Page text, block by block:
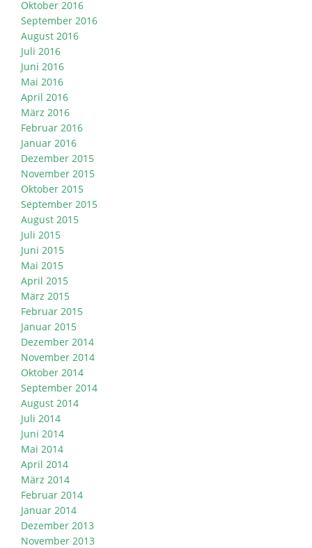
Oktober 2016
September 2016
August 2016
Juli 2016
Juni 2016
Mai 2016
April 2016
März 2016
Februar 2016
Januar 2016
Dezember 2015
November 2015
Oktober 2015
September 2015
August 2015
Juli 2015
Juni 2015
Mai 2015
April 2015
März 2015
Februar 2015
Januar 2015
Dezember 2014
November 2014
Oktober 2014
September 2014
August 2014
Juli 2014
Juni 2014
Mai 2014
April 2014
März 2014
Februar 2014
Januar 2014
Dezember 2013
November 2013